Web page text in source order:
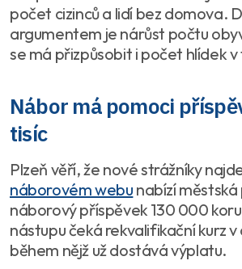
počet cizinců a lidí bez domova.
argumentem je nárůst počtu
se má přizpůsobit i počet hlídek
Nábor má pomoci
tisíc
Plzeň věří, že nové strážníky
náborovém webu nabízí městská
náborový příspěvek 130 000
nástupu čeká rekvalifikační kurz v
během nějž už dostává výplatu.